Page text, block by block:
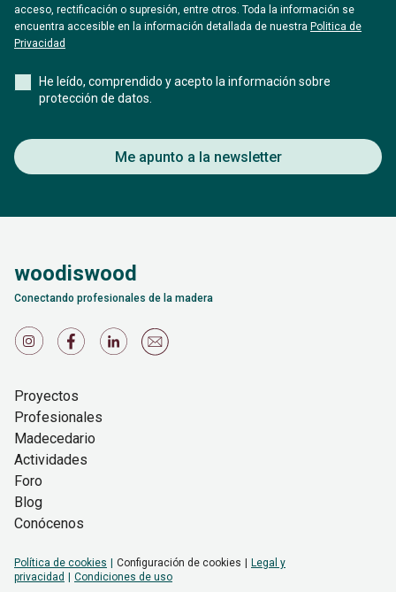
acceso, rectificación o supresión, entre otros. Toda la información se
encuentra accesible en la información detallada de nuestra Politica de
Privacidad
He leído, comprendido y acepto la información sobre
protección de datos.
Me apunto a la newsletter
woodiswood
Conectando profesionales de la madera
Proyectos
Profesionales
Madecedario
Actividades
Foro
Blog
Conócenos
Política de cookies Configuración de cookies
Legal y
privacidad
Condiciones de uso